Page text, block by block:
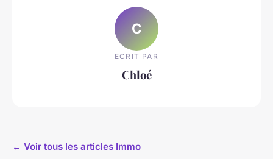
C
ECRIT PAR
Chloé
← Voir tous les articles Immo